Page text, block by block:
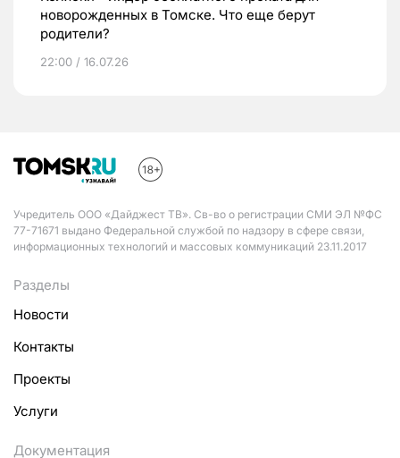
новорожденных в Томске. Что еще берут
родители?
22:00 / 16.07.26
Учредитель ООО «Дайджест ТВ». Св-во о регистрации СМИ ЭЛ №ФС
77-71671 выдано Федеральной службой по надзору в сфере связи,
информационных технологий и массовых коммуникаций 23.11.2017
Разделы
Новости
Контакты
Проекты
Услуги
Документация